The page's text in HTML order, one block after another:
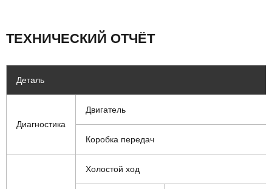
ТЕХНИЧЕСКИЙ ОТЧЁТ
Деталь
Диагностика
Двигатель
Коробка передач
Холостой ход